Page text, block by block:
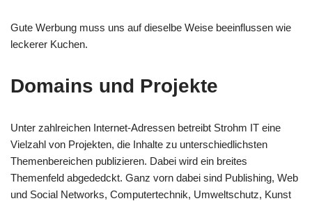
Gute Werbung muss uns auf dieselbe Weise beeinflussen wie
leckerer Kuchen.
Domains und Projekte
Unter zahlreichen Internet-Adressen betreibt Strohm IT eine
Vielzahl von Projekten, die Inhalte zu unterschiedlichsten
Themenbereichen publizieren. Dabei wird ein breites
Themenfeld abgededckt. Ganz vorn dabei sind Publishing, Web
und Social Networks, Computertechnik, Umweltschutz, Kunst